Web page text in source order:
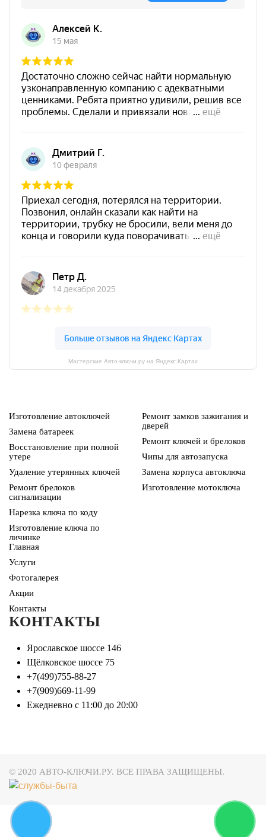
Мастерские Авто-ключи.ру на Яндекс.Картах
Изготовление автоключей
Замена батареек
Восстановление при полной
утере
Удаление утерянных ключей
Ремонт брелоков
сигнализации
Нарезка ключа по коду
Изготовление ключа по
личинке
Ремонт замков зажигания и
дверей
Ремонт ключей и брелоков
Чипы для автозапуска
Замена корпуса автоключа
Изготовление мотоключа
Главная
Услуги
Фотогалерея
Акции
Контакты
КОНТАКТЫ
Ярославское шоссе 146
Щёлковское шоссе 75
+7(499)755-88-27
+7(909)669-11-99
Ежедневно с 11:00 до 20:00
© 2020 АВТО-КЛЮЧИ.РУ. ВСЕ ПРАВА ЗАЩИЩЕНЫ.